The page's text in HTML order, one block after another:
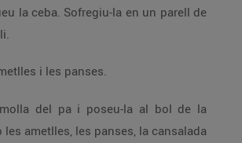
la ceba. Sofregiu-la en un parell de
i les panses.
del pa i poseu-la al bol de la
les ametlles, les panses, la cansalada